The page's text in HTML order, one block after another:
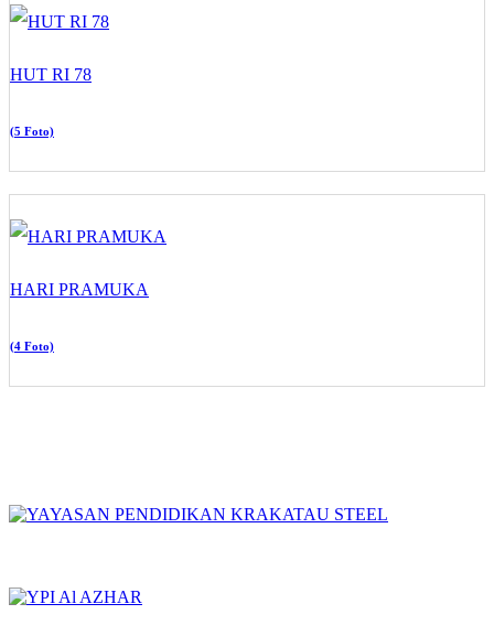
HUT RI 78
(5 Foto)
HARI PRAMUKA
(4 Foto)